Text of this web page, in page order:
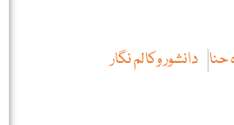
حنا دانشور وکالم نگار